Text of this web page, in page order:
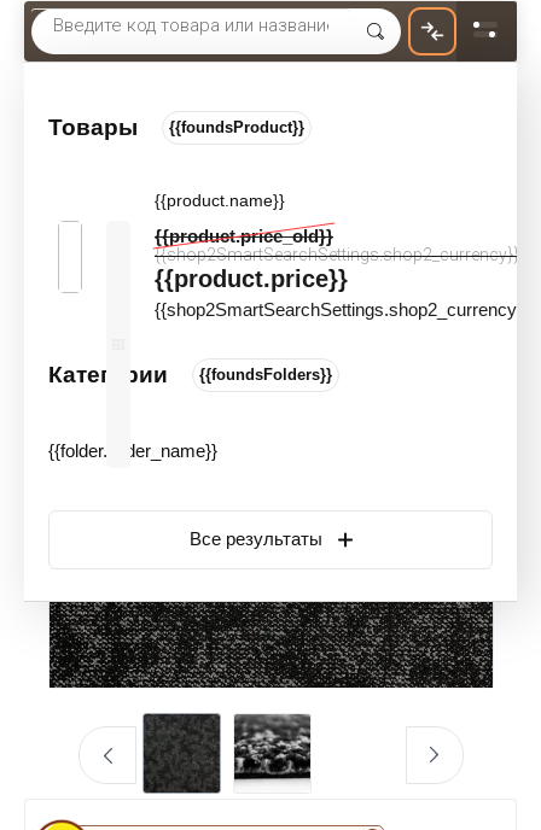
Товары {{foundsProduct}}
{{product.name}}
{{product.price_old}}
{{shop2SmartSearchSettings.shop2_currency}}
{{product.price}}
{{shop2SmartSearchSettings.shop2_currency}}
Категории {{foundsFolders}}
{{folder.folder_name}}
Все результаты
Ковровая плитка Bonkeel Stone Graphit КМ2
Ковровая плитка Bonkeel Stone
Артикул:
Акция